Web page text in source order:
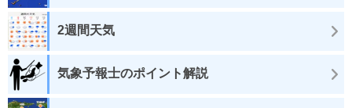
2週間天気
気象予報士のポイント解説